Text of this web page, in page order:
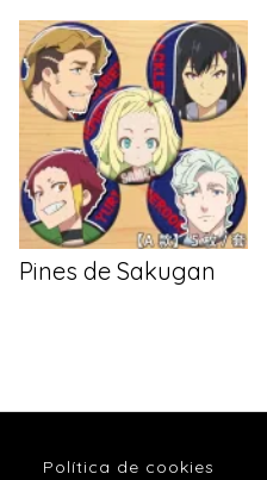
Pines de Sakugan
Política de cookies